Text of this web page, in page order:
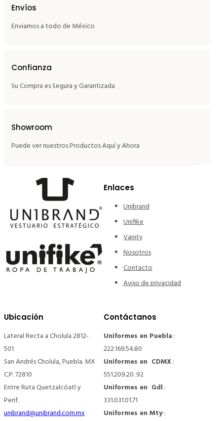
Envíos
Enviamos a todo de México
Confianza
Su Compra es Segura y Garantizada
Showroom
Puede ver nuestros Productos Aquí y Ahora
Enlaces
Unibrand
Unifike
Vanity
Nosotros
Contacto
Aviso de privacidad
Ubicación
Lateral Recta a Cholula 2812-
501
San Andrés Cholula, Puebla. MX
C.P. 72810
Entre Ruta Quetzalcóatl y
Perif.
unibrand@unibrand.com.mx
Contáctanos
Uniformes en Puebla :
222.169.54.80
Uniformes en CDMX:
551.209.20. 92
Uniformes en Gdl :
331.031.01.71
Uniformes en Mty: